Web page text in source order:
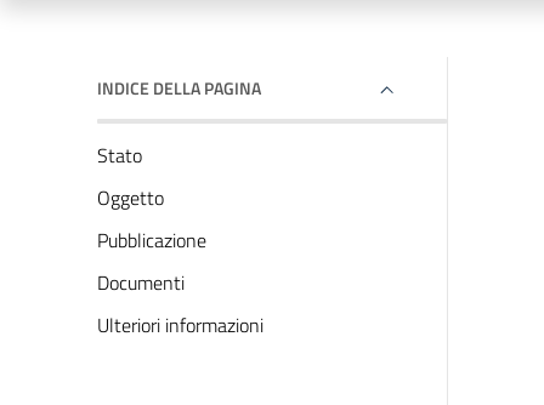
INDICE DELLA PAGINA
Stato
Oggetto
Pubblicazione
Documenti
Ulteriori informazioni